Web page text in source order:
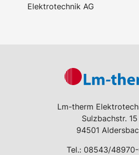
Elektrotechnik AG
Lm-therm
Sulzbachstr. 15
94501
Tel.: 08543/